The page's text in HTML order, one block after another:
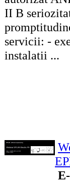
II B
servicii: -
instalatii ...
E-